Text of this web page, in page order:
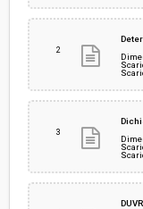
2
3